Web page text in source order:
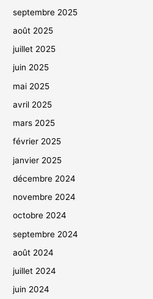
septembre 2025
août 2025
juillet 2025
juin 2025
mai 2025
avril 2025
mars 2025
février 2025
janvier 2025
décembre 2024
novembre 2024
octobre 2024
septembre 2024
août 2024
juillet 2024
juin 2024